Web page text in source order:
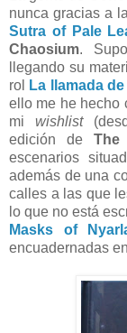
nunca gracias a
Sutra of Pale
Chaosium.
llegando su
rol
La llamada
ello me he hecho
mi wishlist
edición deThe
escenarios
además de una
calles a las que
lo que no está
Masks of
encuadernadas